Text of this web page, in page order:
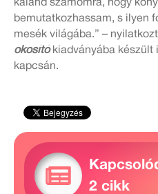
kaland számomra, hogy
bemutatkozhassam, s ilyen
mesék világába.” –
okosító kiadványába
kapcsán.
2 cikk